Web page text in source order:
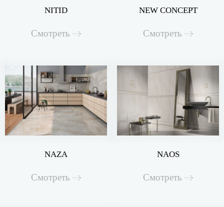
NITID
Смотреть
NEW CONCEPT
Смотреть
NAZA
Смотреть
NAOS
Смотреть